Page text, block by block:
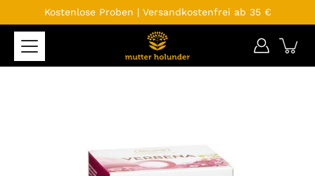
überspringenKostenlose Proben | Versandkostenfrei ab 35 €